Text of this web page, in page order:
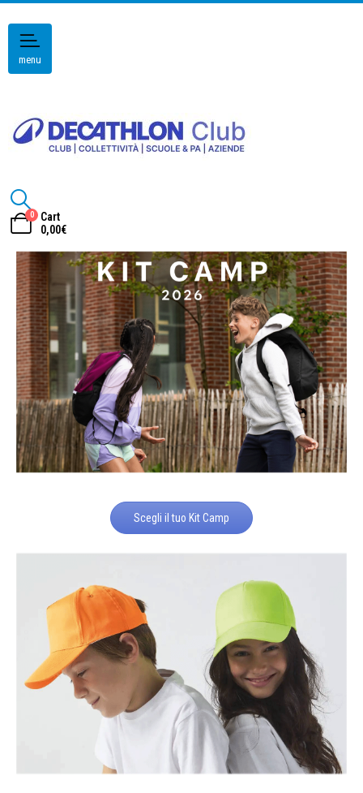
menu
0
Cart
0,00€
Scegli il tuo Kit Camp